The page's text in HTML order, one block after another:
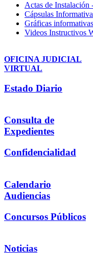
Actas de Instalación
Cápsulas
Gráficas informativas
Videos Instructivos
OFICINA JUDICIAL
VIRTUAL
Estado Diario
Consulta de
Expedientes
Confidencialidad
Calendario
Audiencias
Concursos Públicos
Noticias